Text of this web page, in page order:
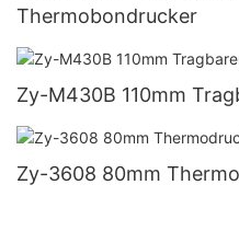
Thermobondrucker
Zy-M430B 110mm
Zy-3608 80mm